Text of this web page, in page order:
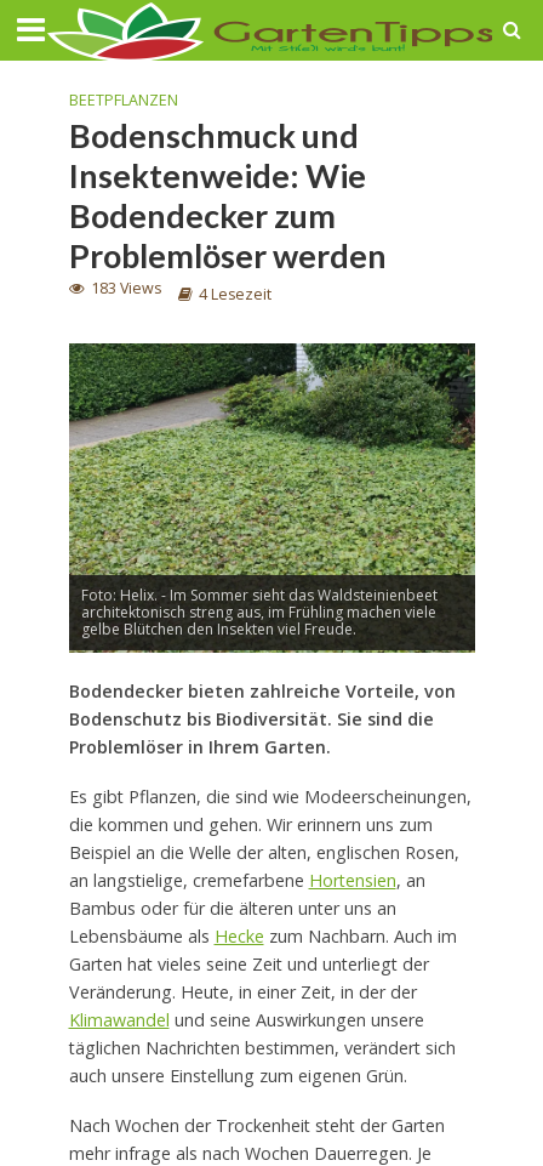
BEETPFLANZEN
Bodenschmuck und
Insektenweide: Wie
Bodendecker zum
Problemlöser werden
183 Views 4 Lesezeit
Foto: Helix. - Im Sommer sieht das Waldsteinienbeet
architektonisch streng aus, im Frühling machen viele
gelbe Blütchen den Insekten viel Freude.
Bodendecker bieten zahlreiche Vorteile, von
Bodenschutz bis Biodiversität. Sie sind die
Problemlöser in Ihrem Garten.
Es gibt Pflanzen, die sind wie Modeerscheinungen,
die kommen und gehen. Wir erinnern uns zum
Beispiel an die Welle der alten, englischen Rosen,
an langstielige, cremefarbene Hortensien, an
Bambus oder für die älteren unter uns an
Lebensbäume als Hecke zum Nachbarn. Auch im
Garten hat vieles seine Zeit und unterliegt der
Veränderung. Heute, in einer Zeit, in der der
Klimawandel und seine Auswirkungen unsere
täglichen Nachrichten bestimmen, verändert sich
auch unsere Einstellung zum eigenen Grün.
Nach Wochen der Trockenheit steht der Garten
mehr infrage als nach Wochen Dauerregen. Je